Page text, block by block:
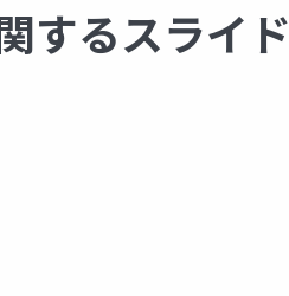
するスライド